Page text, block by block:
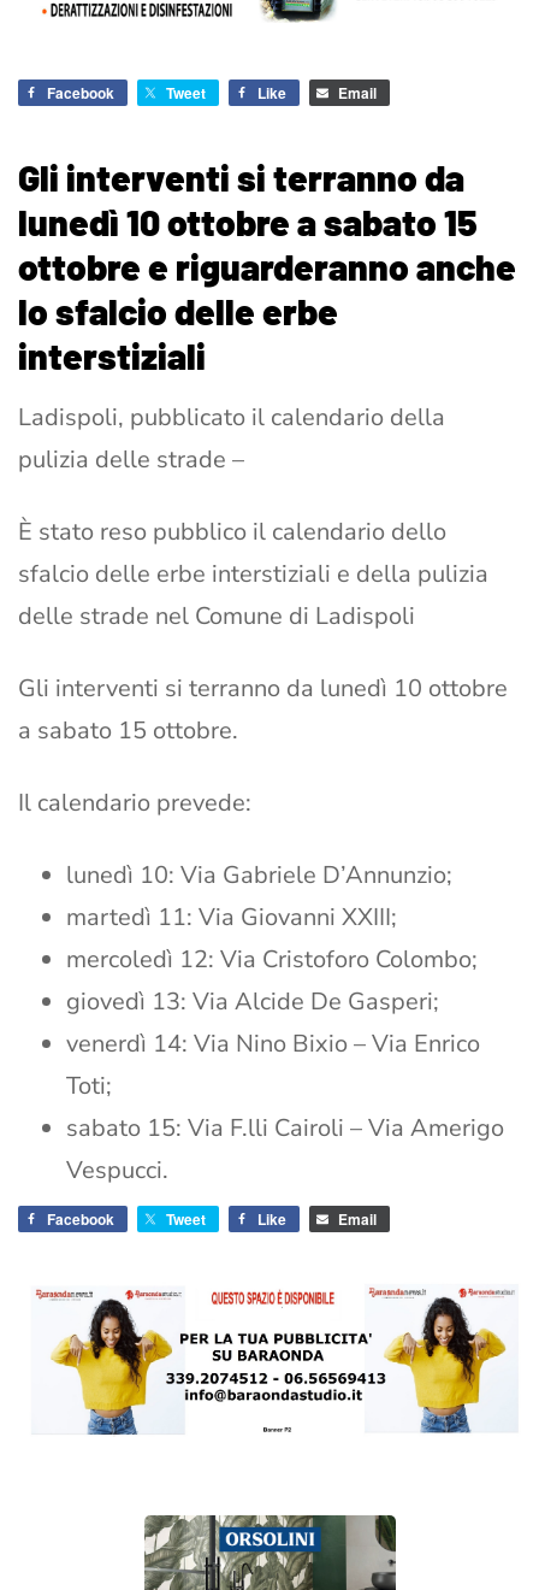
Facebook Tweet Like Email
Gli interventi si terranno da
lunedì 10 ottobre a sabato 15
ottobre e riguarderanno anche
lo sfalcio delle erbe
interstiziali
Ladispoli, pubblicato il calendario della
pulizia delle strade –
È stato reso pubblico il calendario dello
sfalcio delle erbe interstiziali e della pulizia
delle strade nel Comune di Ladispoli
Gli interventi si terranno da lunedì 10 ottobre
a sabato 15 ottobre.
Il calendario prevede:
lunedì 10: Via Gabriele D’Annunzio;
martedì 11: Via Giovanni XXIII;
mercoledì 12: Via Cristoforo Colombo;
giovedì 13: Via Alcide De Gasperi;
venerdì 14: Via Nino Bixio – Via Enrico
Toti;
sabato 15: Via F.lli Cairoli – Via Amerigo
Vespucci.
Facebook Tweet Like Email